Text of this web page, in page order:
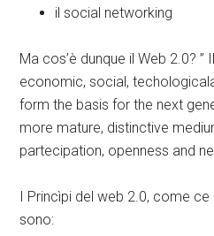
il social networking
Ma cos’è dunque il Web 2.0?
economic, social,
form the basis for the next
more mature, distinctive
partecipation, openness and
I Princìpi del web 2.0, come
sono: